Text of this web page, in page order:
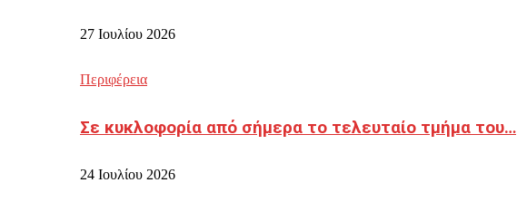
27 Ιουλίου 2026
Περιφέρεια
Σε κυκλοφορία από σήμερα το τελευταίο τμήμα του…
24 Ιουλίου 2026